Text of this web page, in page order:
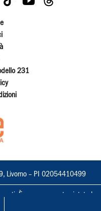
231
9, Livorno – PI 02054410499
È espressamente vietata la
totale o parziale.